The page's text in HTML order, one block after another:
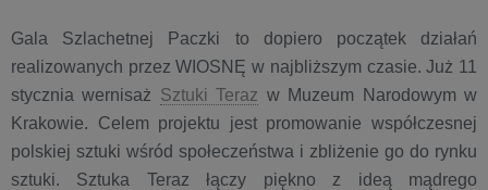
Gala Szlachetnej Paczki to dopiero początek działań
realizowanych przez WIOSNĘ w najbliższym czasie. Już 11
stycznia wernisaż Sztuki Teraz w Muzeum Narodowym w
Krakowie. Celem projektu jest promowanie współczesnej
polskiej sztuki wśród społeczeństwa i zbliżenie go do rynku
sztuki. Sztuka Teraz łączy piękno z ideą mądrego